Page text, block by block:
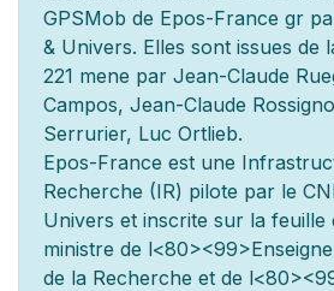
GPSMob de Epos-France gr
& Univers. Elles sont issues de
221 mene par Jean-Claude
Campos, Jean-Claude
Serrurier, Luc Ortlieb.
Epos-France est une
Recherche (IR) pilote par le
Univers et inscrite sur la feuille
ministre de l
de la Recherche et de l